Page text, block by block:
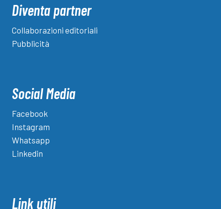
Diventa partner
Collaborazioni editoriali
Pubblicità
Social Media
Facebook
Instagram
Whatsapp
Linkedin
Link utili